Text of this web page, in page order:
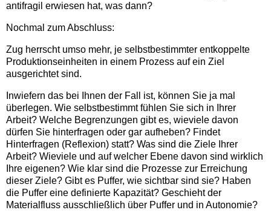
antifragil erwiesen hat, was dann?
Nochmal zum Abschluss:
Zug herrscht umso mehr, je selbstbestimmter entkoppelte
Produktionseinheiten in einem Prozess auf ein Ziel
ausgerichtet sind.
Inwiefern das bei Ihnen der Fall ist, können Sie ja mal
überlegen. Wie selbstbestimmt fühlen Sie sich in Ihrer
Arbeit? Welche Begrenzungen gibt es, wieviele davon
dürfen Sie hinterfragen oder gar aufheben? Findet
Hinterfragen (Reflexion) statt? Was sind die Ziele Ihrer
Arbeit? Wieviele und auf welcher Ebene davon sind wirklich
Ihre eigenen? Wie klar sind die Prozesse zur Erreichung
dieser Ziele? Gibt es Puffer, wie sichtbar sind sie? Haben
die Puffer eine definierte Kapazität? Geschieht der
Materialfluss ausschließlich über Puffer und in Autonomie?